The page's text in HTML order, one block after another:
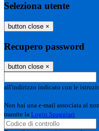
Seleziona utente
button close ×
Recupero password
button close ×
all'indirizzo indicato con le
Non hai una e-mail associata al
tramite la Login Spaggiari